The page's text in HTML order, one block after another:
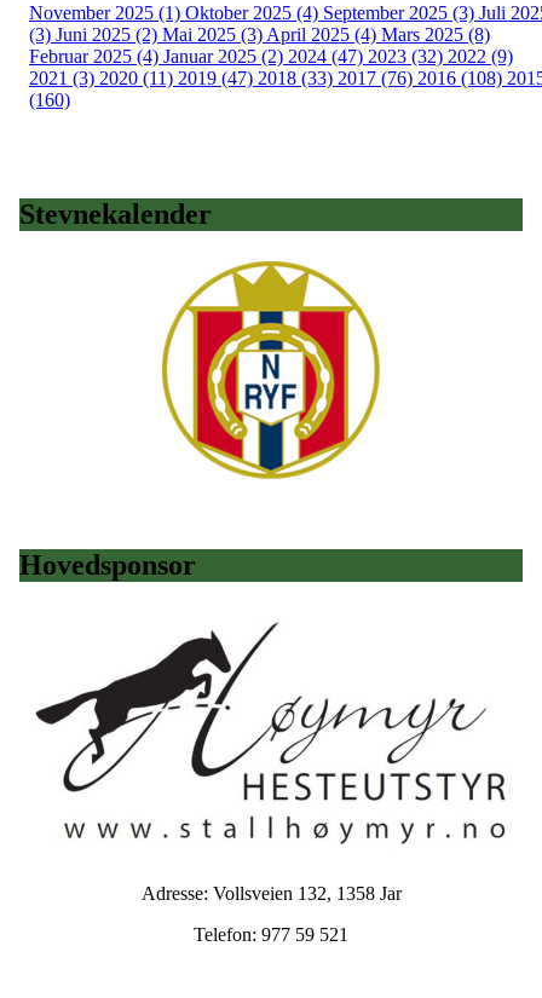
November 2025 (1) Oktober 2025 (4) September 2025 (3) Juli
(3) Juni 2025 (2) Mai 2025 (3) April 2025 (4) Mars 2025 (8)
Februar 2025 (4) Januar 2025 (2) 2024 (47) 2023 (32) 2022 (9)
2021 (3) 2020 (11) 2019 (47) 2018 (33) 2017 (76) 2016 (108)
(160)
Stevnekalender
Hovedsponsor
Adresse: Vollsveien 132, 1358 Jar
Telefon: 977 59 521